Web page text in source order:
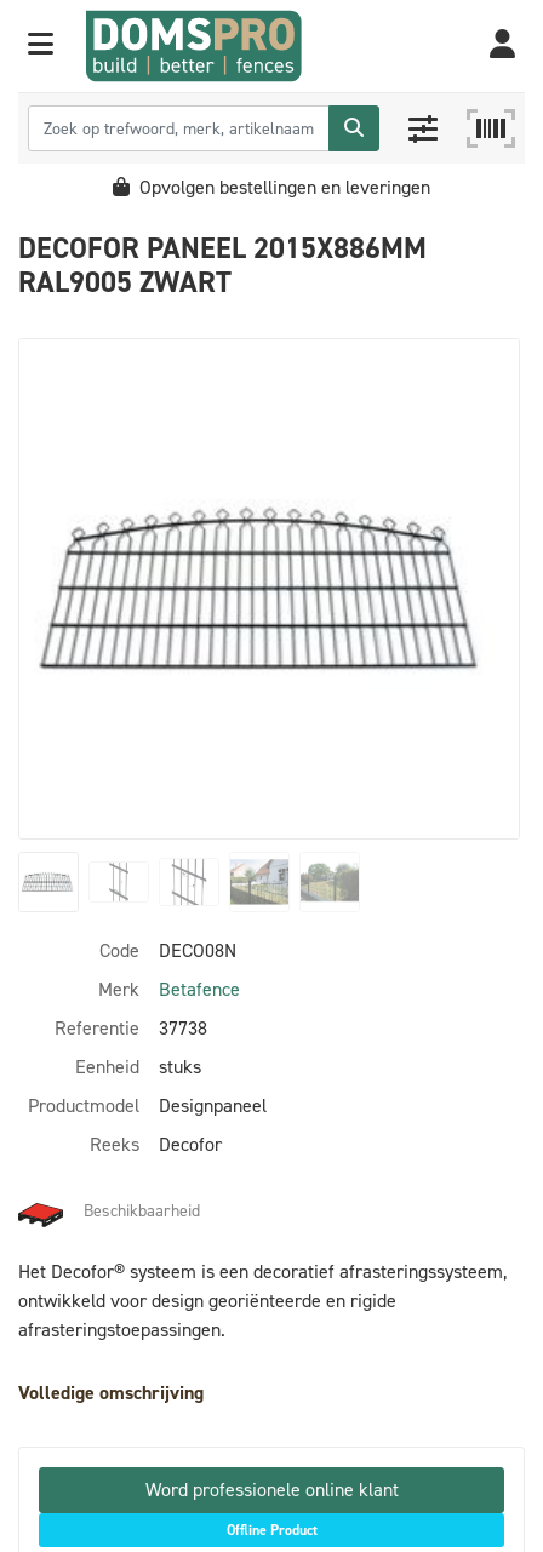
Opvolgen bestellingen en leveringen
DECOFOR PANEEL 2015X886MM
RAL9005 ZWART
Code
DECO08N
Merk
Betafence
Referentie
37738
Eenheid
stuks
Productmodel
Designpaneel
Reeks
Decofor
Beschikbaarheid
Het Decofor® systeem is een decoratief afrasteringssysteem,
ontwikkeld voor design georiënteerde en rigide
afrasteringstoepassingen.
Volledige omschrijving
Word professionele online klant
Offline Product